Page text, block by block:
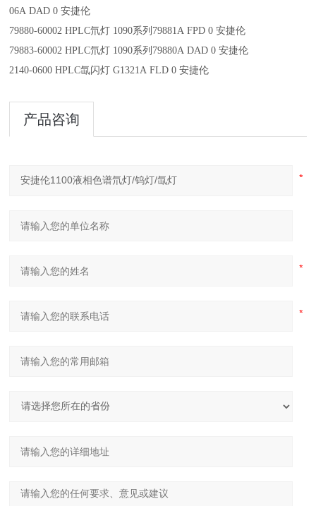
06A DAD 0 安捷伦
79880-60002 HPLC氘灯 1090系列79881A FPD 0 安捷伦
79883-60002 HPLC氘灯 1090系列79880A DAD 0 安捷伦
2140-0600 HPLC氙闪灯 G1321A FLD 0 安捷伦
产品咨询